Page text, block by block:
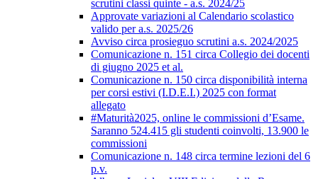
scrutini classi quinte - a.s. 2024/25
Approvate variazioni al Calendario scolastico
valido per a.s. 2025/26
Avviso circa prosieguo scrutini a.s. 2024/2025
Comunicazione n. 151 circa Collegio dei docenti
di giugno 2025 et al.
Comunicazione n. 150 circa disponibilità interna
per corsi estivi (I.D.E.I.) 2025 con format
allegato
#Maturità2025, online le commissioni d’Esame.
Saranno 524.415 gli studenti coinvolti, 13.900 le
commissioni
Comunicazione n. 148 circa termine lezioni del 6
p.v.